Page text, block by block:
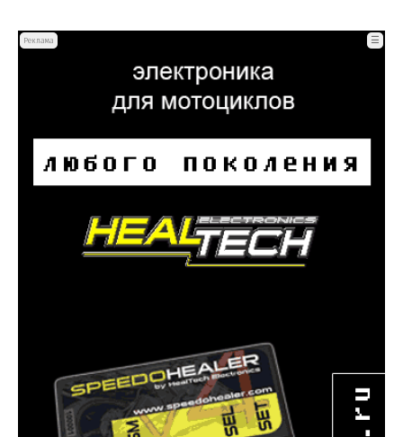
Реклама ☰